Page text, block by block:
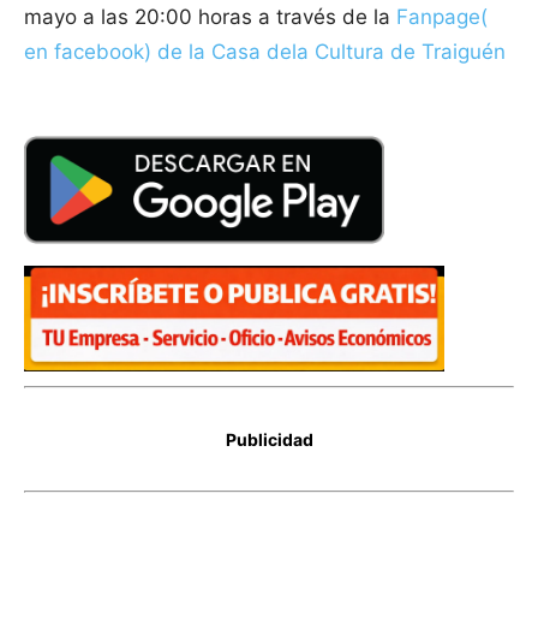
mayo a las 20:00 horas a través de la Fanpage(
en facebook) de la Casa dela Cultura de Traiguén
Publicidad